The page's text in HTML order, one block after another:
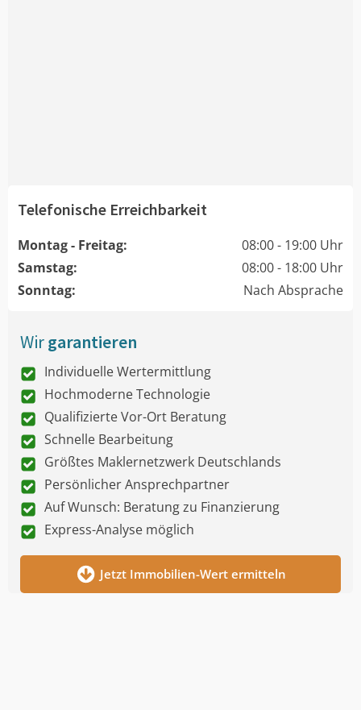
Telefonische Erreichbarkeit
Montag - Freitag:
08:00 - 19:00 Uhr
Samstag:
08:00 - 18:00 Uhr
Sonntag:
Nach Absprache
Wirgarantieren
Individuelle Wertermittlung
Hochmoderne Technologie
Qualifizierte Vor-Ort Beratung
Schnelle Bearbeitung
Größtes Maklernetzwerk Deutschlands
Persönlicher Ansprechpartner
Auf Wunsch: Beratung zu Finanzierung
Express-Analyse möglich
Jetzt Immobilien-Wert ermitteln